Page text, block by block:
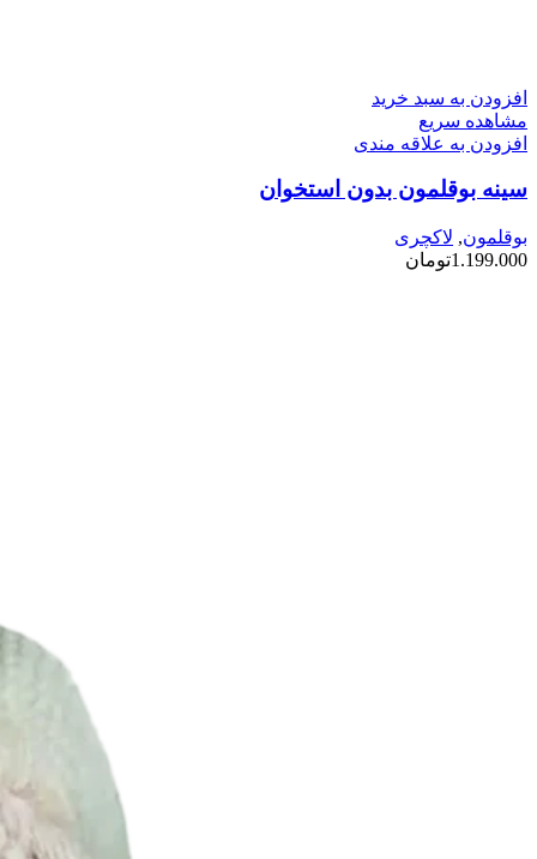
افزودن به سبد خرید
مشاهده سریع
افزودن به علاقه مندی
سینه بوقلمون بدون استخوان
بوقلمون, لاکچری
1.199.000تومان